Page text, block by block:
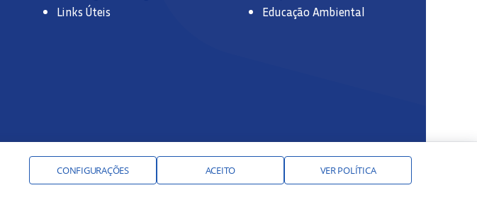
Links Úteis
Educação Ambiental
CONFIGURAÇÕES ACEITO VER POLÍTICA